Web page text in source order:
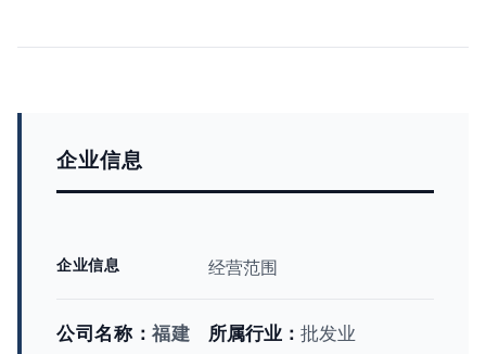
企业信息
企业信息 经营范围
公司名称：福建
所属行业： 批发业